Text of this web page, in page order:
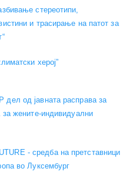
стереотипи,
и трасирање на патот за
херој”
од јавната расправа за
за жените-индивидуални
- средба на претставници
во Луксембург